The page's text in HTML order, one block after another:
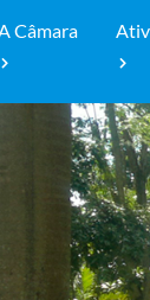
Câmara